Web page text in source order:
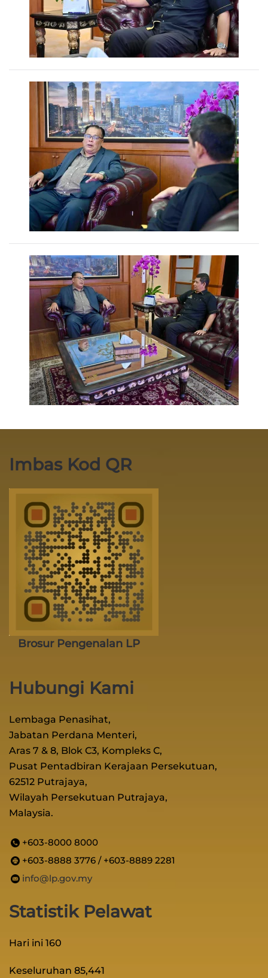
Imbas Kod QR
Brosur Pengenalan LP
Hubungi Kami
Lembaga Penasihat,
Jabatan Perdana Menteri,
Aras 7 & 8, Blok C3, Kompleks C,
Pusat Pentadbiran Kerajaan Persekutuan,
62512 Putrajaya,
Wilayah Persekutuan Putrajaya,
Malaysia.
+603-8000 8000
+603-8888 3776 / +603-8889 2281
info@lp.gov.my
Statistik Pelawat
Hari ini 160
Keseluruhan 85,441